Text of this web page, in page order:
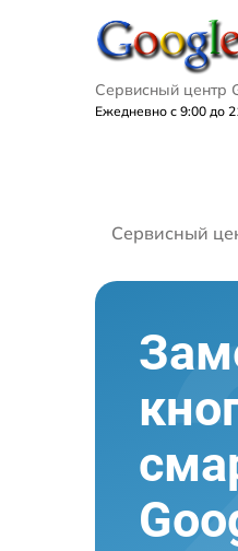
Сервисный центр
Ежедневно с 9:00 до
Сервисный